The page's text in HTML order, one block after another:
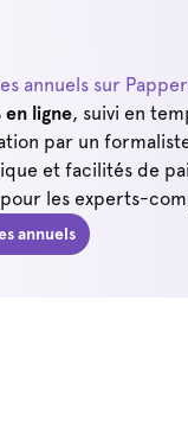
annuels sur
en ligne, suivi en
par un
et facilités de
les experts-
annuels